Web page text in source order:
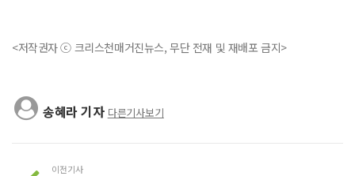
<저작권자 ⓒ 크리스천매거진뉴스, 무단 전재 및 재배포 금지>
송혜라 기자 다른기사보기
이전기사